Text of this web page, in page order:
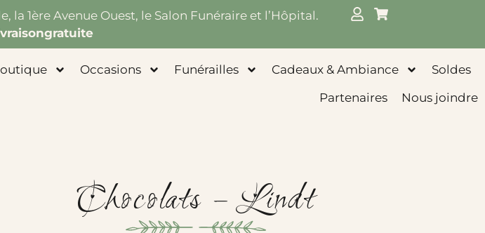
1ère Avenue Ouest, le Salon Funéraire et l’Hôpital.
Occasions Funérailles Cadeaux & Ambiance
Soldes
Partenaires
Nous joindre
Chocolats – Lindt